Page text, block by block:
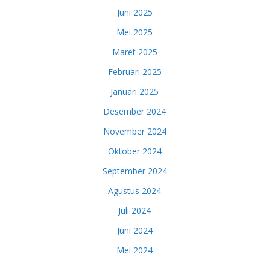
Juni 2025
Mei 2025
Maret 2025
Februari 2025
Januari 2025
Desember 2024
November 2024
Oktober 2024
September 2024
Agustus 2024
Juli 2024
Juni 2024
Mei 2024